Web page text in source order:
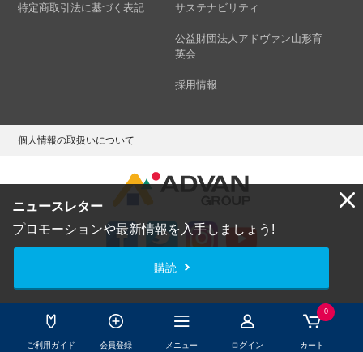
ご利用ガイド 会員登録 メニュー ログイン
0
カート
ニュースレター
プロモーションや最新情報を入手しましょう!
購読
特定商取引法に基づく表記 サステナビリティ
公益財団法人アドヴァン山形育
英会
採用情報
個人情報の取扱いについて